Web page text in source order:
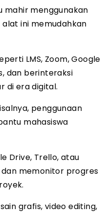
mahir menggunakan
ini memudahkan
LMS, Zoom, Google
dan berinteraksi
di era digital.
penggunaan
mahasiswa
Drive, Trello, atau
memonitor progres
grafis, video editing,